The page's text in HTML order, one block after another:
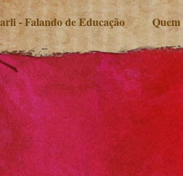
- Falando de Educação Quem
precatórios do Fundef